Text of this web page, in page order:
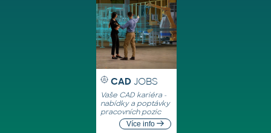
CAD JOBS
Vaše CAD kariéra -
nabídky a poptávky
pracovních pozic
Více info